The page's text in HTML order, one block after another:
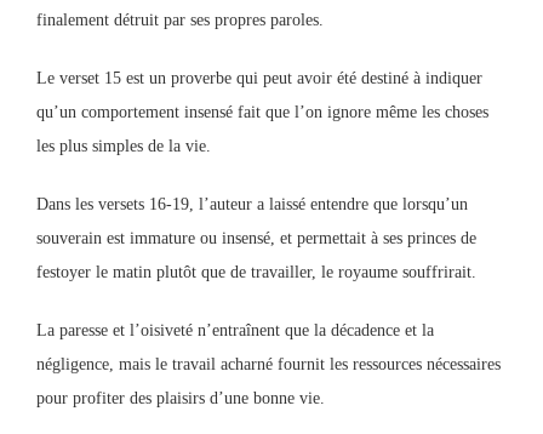
finalement détruit par ses propres paroles.
Le verset 15 est un proverbe qui peut avoir été destiné à indiquer
qu’un comportement insensé fait que l’on ignore même les choses
les plus simples de la vie.
Dans les versets 16-19, l’auteur a laissé entendre que lorsqu’un
souverain est immature ou insensé, et permettait à ses princes de
festoyer le matin plutôt que de travailler, le royaume souffrirait.
La paresse et l’oisiveté n’entraînent que la décadence et la
négligence, mais le travail acharné fournit les ressources nécessaires
pour profiter des plaisirs d’une bonne vie.